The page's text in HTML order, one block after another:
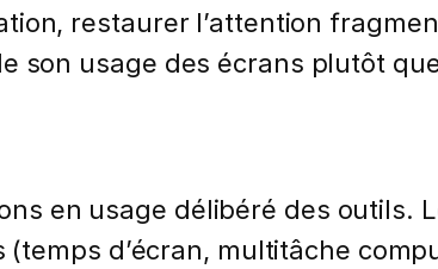
restaurer l’attention
son usage des écrans plutôt
en usage délibéré des outils.
d’écran, multitâche